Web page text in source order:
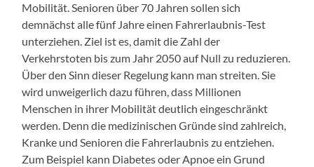
Mobilität. Senioren über 70 Jahren sollen sich
demnächst alle fünf Jahre einen Fahrerlaubnis-Test
unterziehen. Ziel ist es, damit die Zahl der
Verkehrstoten bis zum Jahr 2050 auf Null zu reduzieren.
Über den Sinn dieser Regelung kann man streiten. Sie
wird unweigerlich dazu führen, dass Millionen
Menschen in ihrer Mobilität deutlich eingeschränkt
werden. Denn die medizinischen Gründe sind zahlreich,
Kranke und Senioren die Fahrerlaubnis zu entziehen.
Zum Beispiel kann Diabetes oder Apnoe ein Grund